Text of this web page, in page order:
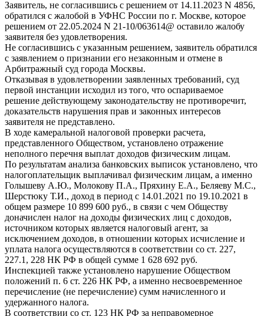
Заявитель, не согласившись с решением от 14.11.2023 N 4856,
обратился с жалобой в УФНС России по г. Москве, которое
решением от 22.05.2024 N 21-10/063614@ оставило жалобу
заявителя без удовлетворения.
Не согласившись с указанным решением, заявитель обратился
с заявлением о признании его незаконным и отмене в
Арбитражный суд города Москвы.
Отказывая в удовлетворении заявленных требований, суд
первой инстанции исходил из того, что оспариваемое
решение действующему законодательству не противоречит,
доказательств нарушения прав и законных интересов
заявителя не представлено.
В ходе камеральной налоговой проверки расчета,
представленного Обществом, установлено отражение
неполного перечня выплат доходов физическим лицам.
По результатам анализа банковских выписок установлено, что
налогоплательщик выплачивал физическим лицам, а именно
Голышеву А.Ю., Молокову П.А., Пряхину Е.А., Беляеву М.С.,
Шерстюку Т.И., доход в период с 14.01.2021 по 19.10.2021 в
общем размере 10 899 600 руб., в связи с чем Обществу
доначислен налог на доходы физических лиц с доходов,
источником которых является налоговый агент, за
исключением доходов, в отношении которых исчисление и
уплата налога осуществляются в соответствии со ст. 227,
227.1, 228 НК РФ в общей сумме 1 628 692 руб.
Инспекцией также установлено нарушение Обществом
положений п. 6 ст. 226 НК РФ, а именно несвоевременное
перечисление (не перечисление) сумм начисленного и
удержанного налога.
В соответствии со ст. 123 НК РФ за неправомерное